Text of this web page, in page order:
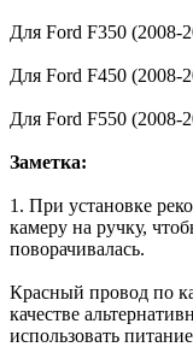
Для Ford F350 (2008-
Для Ford F450 (2008-
Для Ford F550 (2008-
Заметка:
1. При установке
камеру на ручку,
поворачивалась.
Красный провод по
качестве
использовать